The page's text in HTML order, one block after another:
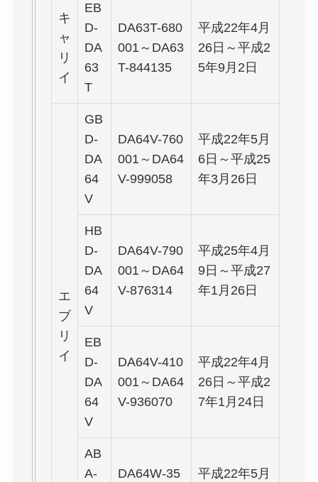
キ
ャ
リ
イ
EB
D-
DA
63
T
DA63T-680
001～DA63
T-844135
平成22年4月
26日～平成2
5年9月2日
エ
ブ
リ
イ
GB
D-
DA
64
V
DA64V-760
001～DA64
V-999058
平成22年5月
6日～平成25
年3月26日
HB
D-
DA
64
V
DA64V-790
001～DA64
V-876314
平成25年4月
9日～平成27
年1月26日
EB
D-
DA
64
V
DA64V-410
001～DA64
V-936070
平成22年4月
26日～平成2
7年1月24日
AB
A-
DA64W-35
平成22年5月